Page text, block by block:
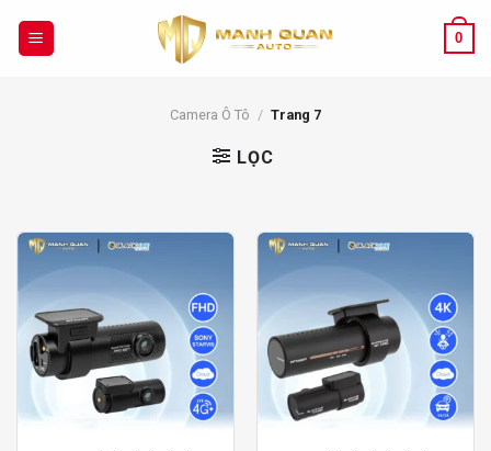
0
Camera Ô Tô / Trang 7
LỌC